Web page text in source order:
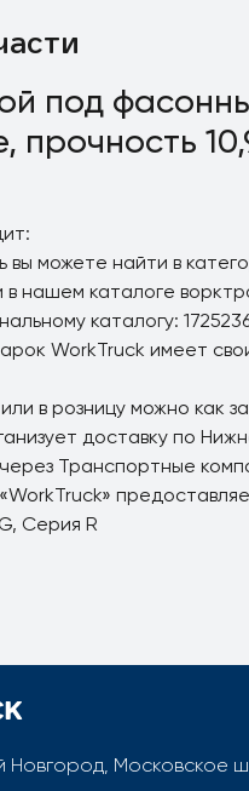
под
прочность
можете найти в
нашем каталоге
каталогу:
WorkTruck имеет
в розницу можно как
доставку по
Транспортные
Серия R
Новгород, Московское